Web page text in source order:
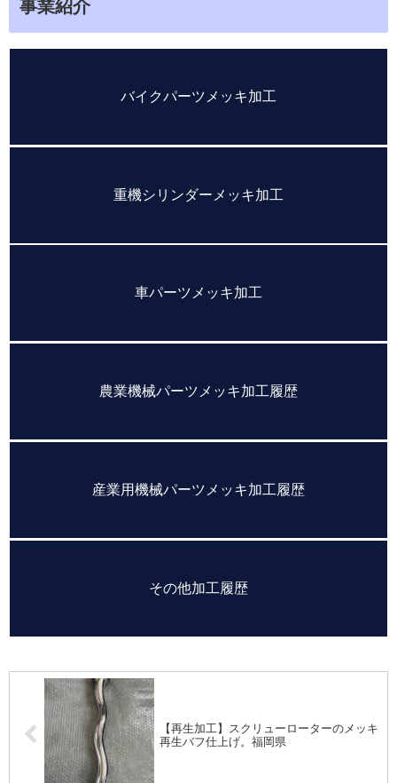
事業紹介
バイクパーツメッキ加工
重機シリンダーメッキ加工
車パーツメッキ加工
農業機械パーツメッキ加工履歴
産業用機械パーツメッキ加工履歴
その他加工履歴
【再生加工】スクリューローターのメッキ
再生バフ仕上げ。福岡県